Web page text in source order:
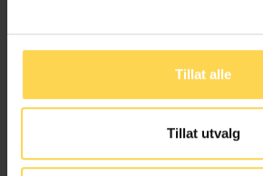
Tillat alle
Tillat utvalg
Sentralbankloven